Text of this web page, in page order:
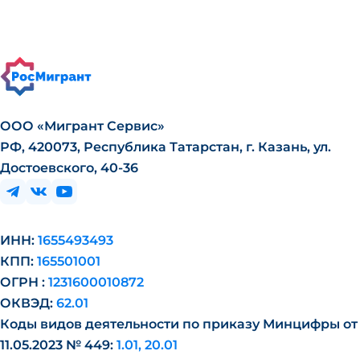
ООО «Мигрант Сервис»
РФ, 420073, Республика Татарстан, г. Казань, ул.
Достоевского, 40-36
ИНН: 1655493493
КПП: 165501001
ОГРН : 1231600010872
ОКВЭД: 62.01
Коды видов деятельности по приказу Минцифры от
11.05.2023 № 449: 1.01, 20.01